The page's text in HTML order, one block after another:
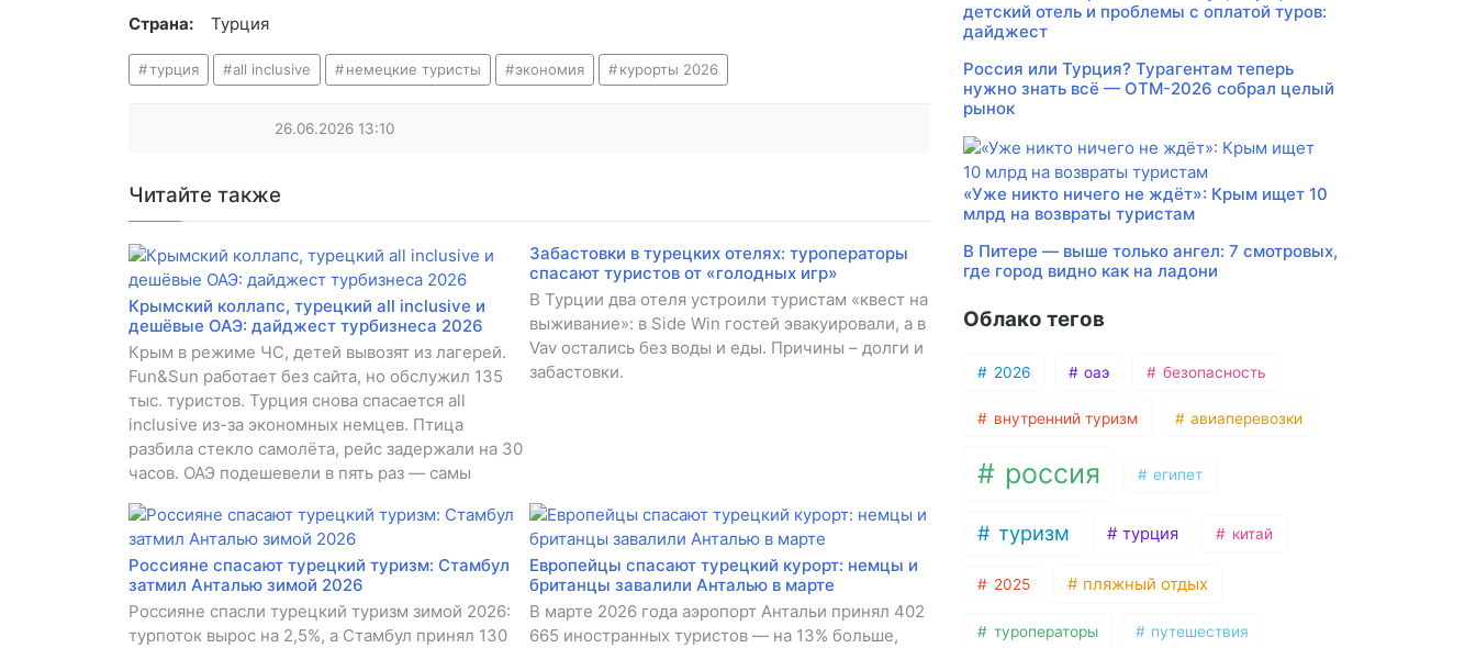
Страна:
Турция
турция all inclusive немецкие туристы экономия курорты 2026
26.06.2026 13:10
Читайте также
Крымский коллапс, турецкий all inclusive и
дешёвые ОАЭ: дайджест турбизнеса 2026
Крым в режиме ЧС, детей вывозят из лагерей.
Fun&Sun работает без сайта, но обслужил 135
тыс. туристов. Турция снова спасается all
inclusive из-за экономных немцев. Птица
разбила стекло самолёта, рейс задержали на 30
часов. ОАЭ подешевели в пять раз — самы
Забастовки в турецких отелях: туроператоры
спасают туристов от «голодных игр»
В Турции два отеля устроили туристам «квест на
выживание»: в Side Win гостей эвакуировали, а в
Vav остались без воды и еды. Причины – долги и
забастовки.
Россияне спасают турецкий туризм: Стамбул
затмил Анталью зимой 2026
Россияне спасли турецкий туризм зимой 2026:
турпоток вырос на 2,5%, а Стамбул принял 130
Европейцы спасают турецкий курорт: немцы и
британцы завалили Анталью в марте
В марте 2026 года аэропорт Антальи принял 402
665 иностранных туристов — на 13% больше,
детский отель и проблемы с оплатой туров:
дайджест
Россия или Турция? Турагентам теперь
нужно знать всё — ОТМ-2026 собрал целый
рынок
«Уже никто ничего не ждёт»: Крым ищет 10
млрд на возвраты туристам
В Питере — выше только ангел: 7 смотровых,
где город видно как на ладони
Облако тегов
2026 оаэ безопасность
внутренний туризм авиаперевозки
россия египет
туризм турция китай
2025 пляжный отдых
туроператоры путешествия